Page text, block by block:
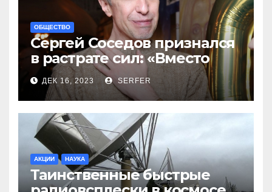
ОБЩЕСТВО
Сергей Соседов признался
в растрате сил: «Вместо
меня взяли Пригожина»
ДЕК 16, 2023 SERFER
АКЦИИ НАУКА
Таинственные быстрые